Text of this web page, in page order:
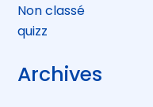
Non classé
quizz
Archives